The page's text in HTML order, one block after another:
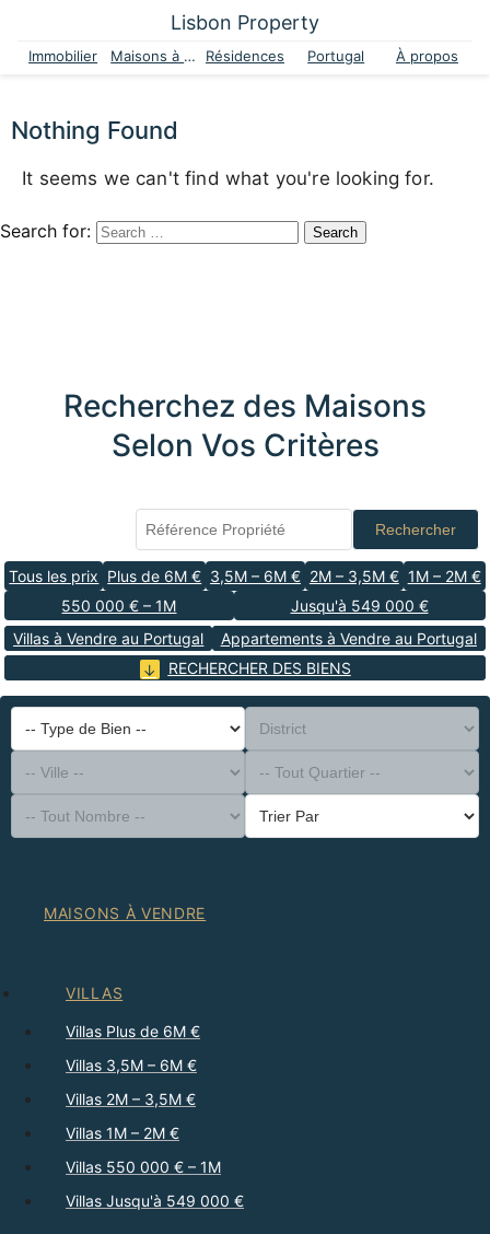
Lisbon Property
Immobilier Maisons à vendre Résidences Portugal À propos
Nothing Found
It seems we can't find what you're looking for.
Search for:
Recherchez des Maisons
Selon Vos Critères
Rechercher
Tous les prix Plus de 6M € 3,5M – 6M € 2M – 3,5M € 1M – 2M €
550 000 € – 1M
Jusqu'à 549 000 €
Villas à Vendre au Portugal
Appartements à Vendre au Portugal
RECHERCHER DES BIENS
-- Type de Bien --
District
-- Ville --
-- Tout Quartier --
-- Tout Nombre --
Trier Par
MAISONS À VENDRE
VILLAS
Villas Plus de 6M €
Villas 3,5M – 6M €
Villas 2M – 3,5M €
Villas 1M – 2M €
Villas 550 000 € – 1M
Villas Jusqu'à 549 000 €